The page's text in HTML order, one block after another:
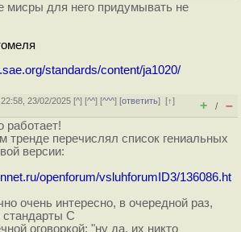
мисры для него придумывать не
standards/content/ja1020/
23/02/2025 [^] [^^] [^^^] [ответить][↑]
+ / –
работает!
тренде перечислял список гениальных
версии:
openforum/vsluhforumID3/136086.ht
очень интересно, в очередной раз,
стандарты С
оговоркой: "ну да, их никто